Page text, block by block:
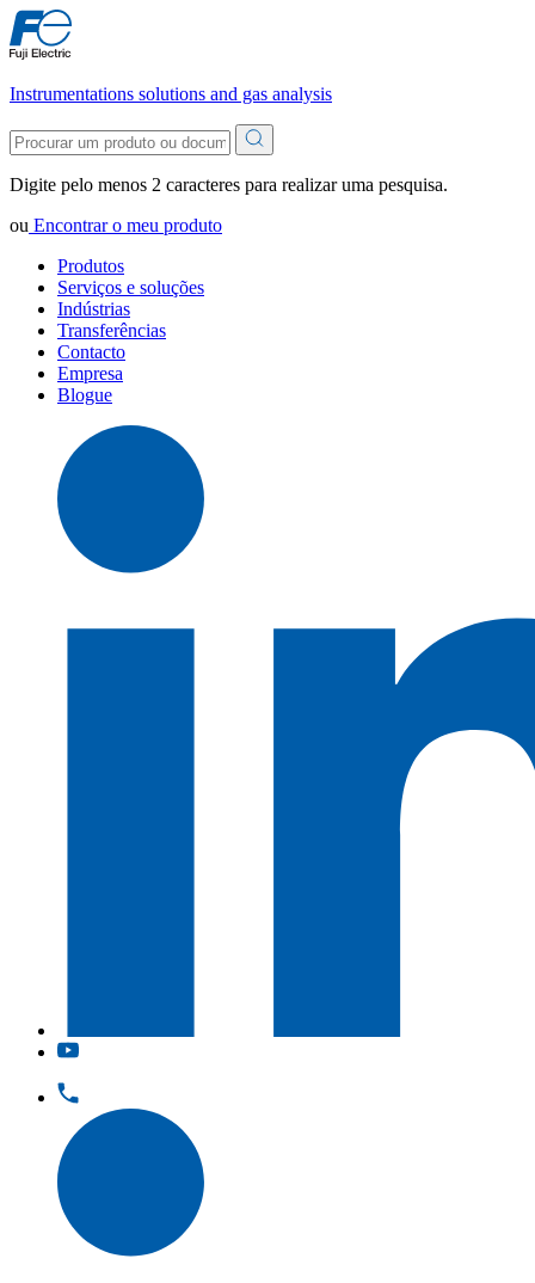
Instrumentations solutions and gas analysis
Digite pelo menos 2 caracteres para realizar uma pesquisa.
ou Encontrar o meu produto
Produtos
Serviços e soluções
Indústrias
Transferências
Contacto
Empresa
Blogue